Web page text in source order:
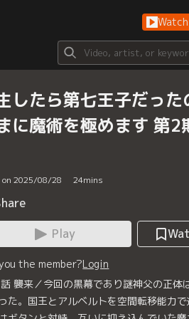
したら第七王子だった
に魔術を極めます 第2
2025/08/28 24mins
Play
the member?Login
襲来／今回の黒幕であり謎神父の正体
た。国王とアルベルトを空間転移能力